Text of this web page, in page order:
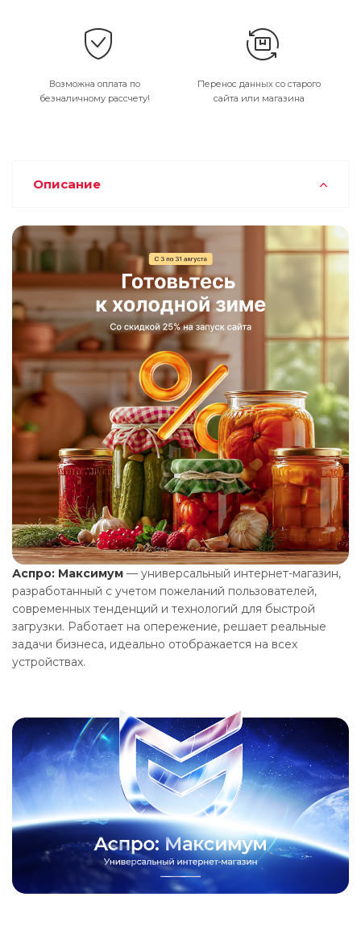
Возможна оплата по
безналичному рассчету!
Перенос данных со старого
сайта или магазина
Описание
Аспро: Максимум — универсальный интернет-магазин,
разработанный с учетом пожеланий пользователей,
современных тенденций и технологий для быстрой
загрузки. Работает на опережение, решает реальные
задачи бизнеса, идеально отображается на всех
устройствах.